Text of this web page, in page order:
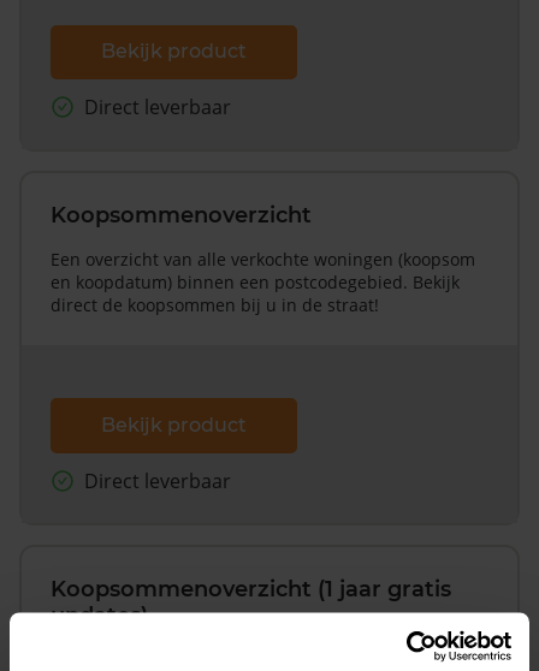
Bekijk product
Direct leverbaar
Koopsommenoverzicht
Een overzicht van alle verkochte woningen (koopsom
en koopdatum) binnen een postcodegebied. Bekijk
direct de koopsommen bij u in de straat!
Bekijk product
Direct leverbaar
Koopsommenoverzicht (1 jaar gratis
updates)